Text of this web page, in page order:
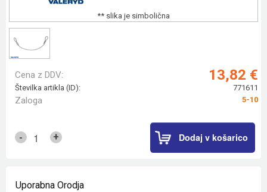
** slika je simbolična
Cena z DDV: 13,82 €
Številka artikla (ID): 771611
Zaloga 5-10
- + Dodaj v košarico
Uporabna Orodja